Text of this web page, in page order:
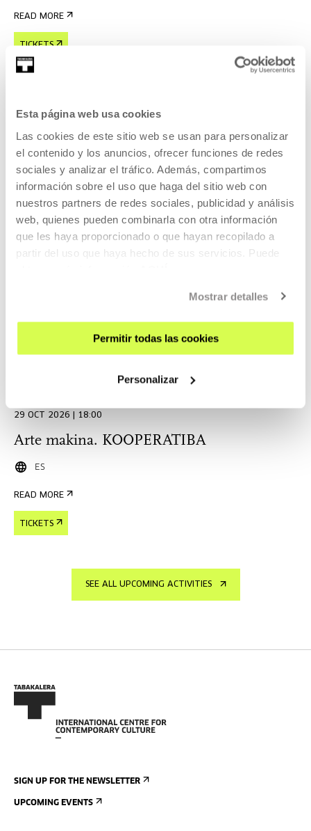
Esta página web usa cookies
Las cookies de este sitio web se usan para personalizar
el contenido y los anuncios, ofrecer funciones de redes
sociales y analizar el tráfico. Además, compartimos
información sobre el uso que haga del sitio web con
nuestros partners de redes sociales, publicidad y análisis
web, quienes pueden combinarla con otra información
que les haya proporcionado o que hayan recopilado a
partir del uso que haya hecho de sus servicios. Puede
Mostrar detalles
Permitir todas las cookies
Personalizar
READ MORE
TICKETS
15 SEP 2026 | 11:00
Txiri-txiri
Space to experiment together.
29 OCT 2026 | 18:00
Arte makina. KOOPERATIBA
ES
READ MORE
TICKETS
SEE ALL UPCOMING ACTIVITIES
SIGN UP FOR THE NEWSLETTER
UPCOMING EVENTS